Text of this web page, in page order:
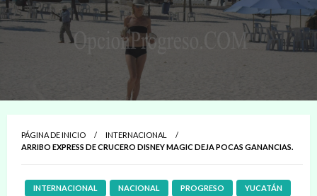
PÁGINA DE INICIO
INTERNACIONAL
ARRIBO EXPRESS DE CRUCERO DISNEY MAGIC DEJA POCAS GANANCIAS.
INTERNACIONAL NACIONAL PROGRESO YUCATÁN